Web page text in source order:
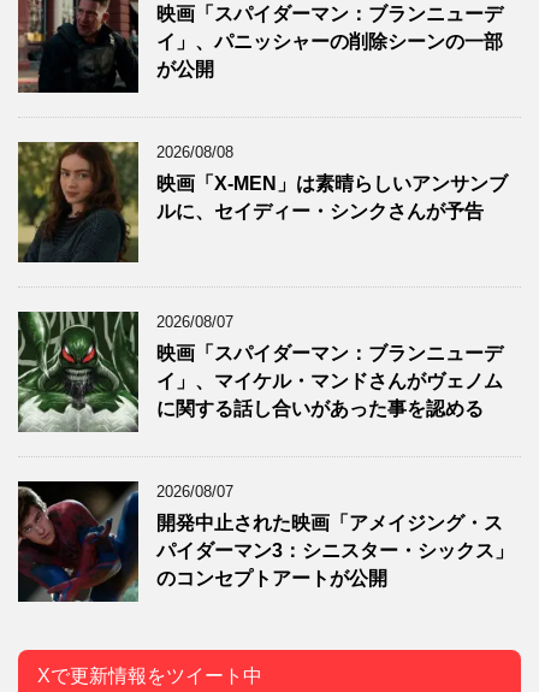
映画「スパイダーマン：ブランニューデ
イ」、パニッシャーの削除シーンの一部
が公開
2026/08/08
映画「X-MEN」は素晴らしいアンサンブ
ルに、セイディー・シンクさんが予告
2026/08/07
映画「スパイダーマン：ブランニューデ
イ」、マイケル・マンドさんがヴェノム
に関する話し合いがあった事を認める
2026/08/07
開発中止された映画「アメイジング・ス
パイダーマン3：シニスター・シックス」
のコンセプトアートが公開
Xで更新情報をツイート中